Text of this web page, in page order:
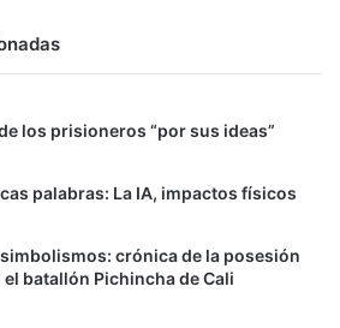
los prisioneros “por sus ideas”
palabras: La IA, impactos físicos
crónica de la posesión
el batallón Pichincha de Cali